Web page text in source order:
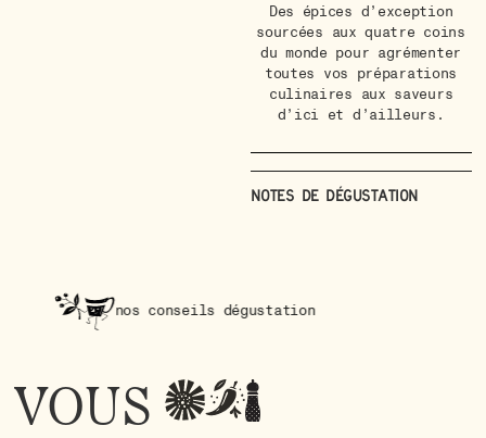
Des épices d’exception
sourcées aux quatre coins
du monde pour agrémenter
toutes vos préparations
culinaires aux saveurs
d’ici et d’ailleurs.
Notes de dégustation
nos conseils dégustation
VOUS